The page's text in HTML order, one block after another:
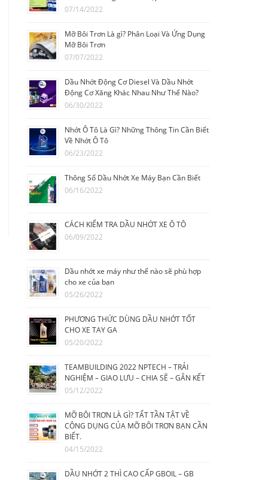
07/14/2022
Mỡ Bôi Trơn Là gì? Phân Loại Và Ứng Dụng
Mỡ Bôi Trơn
07/07/2022
Dầu Nhớt Động Cơ Diesel Và Dầu Nhớt
Động Cơ Xăng Khác Nhau Như Thế Nào?
06/30/2022
Nhớt Ô Tô Là Gì? Những Thông Tin Cần Biết
Về Nhớt Ô Tô
06/23/2022
Thông Số Dầu Nhớt Xe Máy Bạn Cần Biết
06/16/2022
CÁCH KIỂM TRA DẦU NHỚT XE Ô TÔ
06/09/2022
Dầu nhớt xe máy như thế nào sẽ phù hợp
cho xe của bạn
05/26/2022
PHƯƠNG THỨC DÙNG DẦU NHỚT TỐT
CHO XE TAY GA
05/20/2022
TEAMBUILDING 2022 NPTECH – TRẢI
NGHIỆM – GIAO LƯU – CHIA SẼ – GẮN KẾT
05/12/2022
MỠ BÔI TRƠN LÀ GÌ? TẤT TẦN TẬT VỀ
CÔNG DỤNG CỦA MỠ BÔI TRƠN BẠN CẦN
BIẾT.
04/15/2022
DẦU NHỚT 2 THÌ CAO CẤP GBOIL – GB